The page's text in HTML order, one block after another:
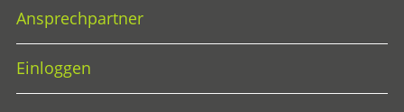
Ansprechpartner
Einloggen